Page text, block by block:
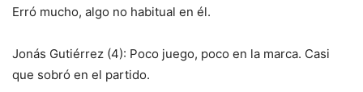
Erró mucho, algo no habitual en él.
Jonás Gutiérrez (4): Poco juego, poco en la marca. Casi
que sobró en el partido.